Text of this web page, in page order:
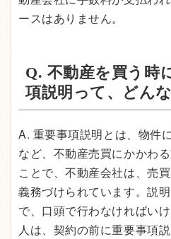
ースはありません。
Q. 不動産を買う時
項説明って、どん
A. 重要事項説明とは、物件
など、不動産売買にかかわ
ことで、不動産会社は、売
義務づけられています。説
で、口頭で行わなければい
人は、契約の前に重要事項